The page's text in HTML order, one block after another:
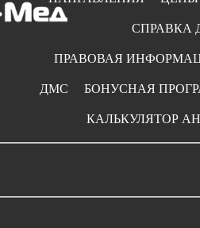
СПРАВКА
ПРАВОВАЯ
БОНУСНАЯ
ДМС
КАЛЬКУЛЯТОР